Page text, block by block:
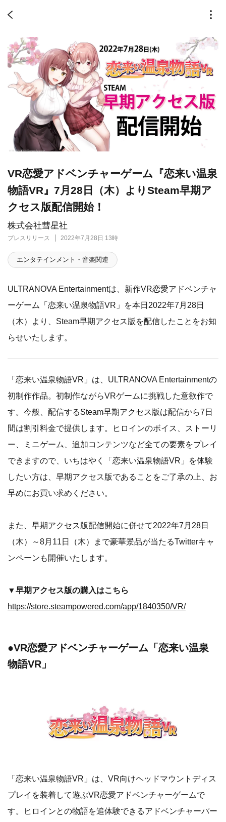
株式会社彗星社
プレスリリース 2022年7月28日 13時
VR恋愛アドベンチャーゲーム『恋来い温泉
物語VR』7月28日（木）よりSteam早期ア
クセス版配信開始！
エンタテインメント・音楽関連
ULTRANOVA Entertainmentは、新作VR恋愛アドベンチャ
ーゲーム「恋来い温泉物語VR」を本日2022年7月28日
（木）より、Steam早期アクセス版を配信したことをお知
らせいたします。
「恋来い温泉物語VR」は、ULTRANOVA Entertainmentの
初制作作品。初制作ながらVRゲームに挑戦した意欲作で
す。今般、配信するSteam早期アクセス版は配信から7日
間は割引料金で提供します。ヒロインのボイス、ストーリ
ー、ミニゲーム、追加コンテンツなど全ての要素をプレイ
できますので、いちはやく「恋来い温泉物語VR」を体験
したい方は、早期アクセス版であることをご了承の上、お
早めにお買い求めください。
また、早期アクセス版配信開始に併せて2022年7月28日
（木）～8月11日（木）まで豪華景品が当たるTwitterキャ
ンペーンも開催いたします。
▼早期アクセス版の購入はこちら
https://store.steampowered.com/app/1840350/VR/
●VR恋愛アドベンチャーゲーム「恋来い温泉
物語VR」
「恋来い温泉物語VR」は、VR向けヘッドマウントディス
プレイを装着して遊ぶVR恋愛アドベンチャーゲームで
す。ヒロインとの物語を追体験できるアドベンチャーパー